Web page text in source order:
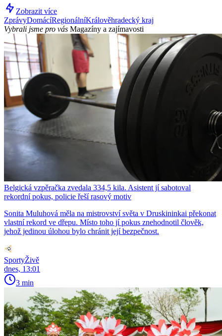
Zobrazit více
ZprávyDomácíRegionálníKrálověhradecký kraj
Vybrali jsme pro vás Magazíny a zajímavosti
Belgická vzpěračka zvedala 334,5 kila. Asistent jí sabotoval
rekordní pokus, policie řeší rasový motiv
Sonita Muluhová měla na mistrovství světa v Druskininkai překonat
vlastní rekord ve dřepu. Místo toho jí pokus znehodnotil člověk,
jehož jedinou úlohou bylo chránit její bezpečnost.
SportyŽivě
dnes, 13:01
3 min